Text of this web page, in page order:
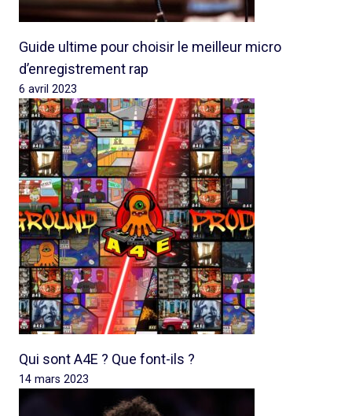
Guide ultime pour choisir le meilleur micro
d’enregistrement rap
6 avril 2023
Qui sont A4E ? Que font-ils ?
14 mars 2023